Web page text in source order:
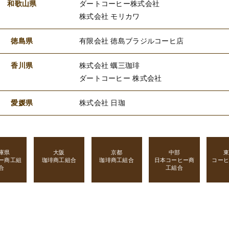
和歌山県
ダートコーヒー株式会社
株式会社 モリカワ
徳島県 有限会社 徳島ブラジルコーヒ店
香川県
株式会社 蠣三珈琲
ダートコーヒー 株式会社
愛媛県 株式会社 日珈
県
商工組
大阪
珈琲商工組合
京都
珈琲商工組合
中部
日本コーヒー商
工組合
コー